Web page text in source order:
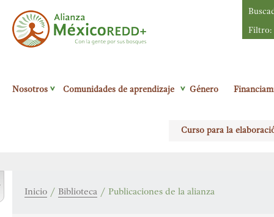
Filtro:
Nosotros Comunidades de aprendizaje Género
Curso para la
Inicio / Biblioteca / Publicaciones de la alianza